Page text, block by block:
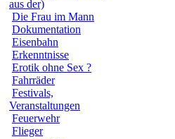
aus der)
Die Frau im Mann
Dokumentation
Eisenbahn
Erkenntnisse
Erotik ohne Sex ?
Fahrräder
Festivals,
Veranstaltungen
Feuerwehr
Flieger